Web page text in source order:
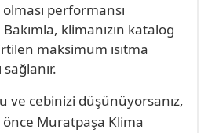
olması performansı
klimanızın katalog
maksimum ısıtma
ve cebinizi düşünüyorsanız,
önce Muratpaşa Klima